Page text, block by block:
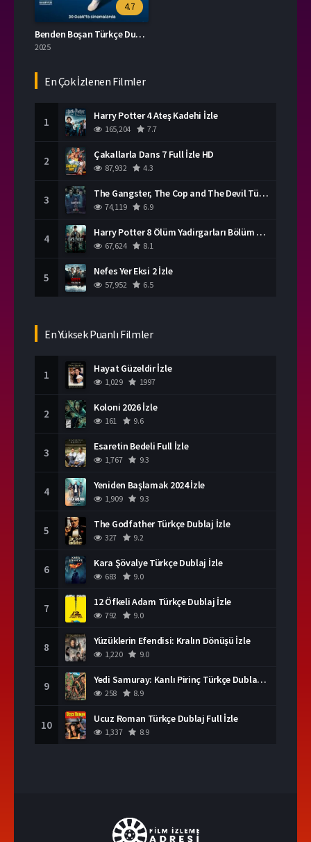
4.7
Benden Boşan Türkçe Dublaj İzle
2025
En Çok İzlenen Filmler
1 Harry Potter 4 Ateş Kadehi İzle
165,204 7.7
2 Çakallarla Dans 7 Full İzle HD
87,932 4.3
3 The Gangster, The Cop and The Devil Türkçe Dublaj İzle
74,119 6.9
4 Harry Potter 8 Ölüm Yadirgarları Bölüm 2 İzle
67,624 8.1
5 Nefes Yer Eksi 2 İzle
57,952 6.5
En Yüksek Puanlı Filmler
1 Hayat Güzeldir İzle
1,029 1997
2 Koloni 2026 İzle
161 9.6
3 Esaretin Bedeli Full İzle
1,767 9.3
4 Yeniden Başlamak 2024 İzle
1,909 9.3
5 The Godfather Türkçe Dublaj İzle
327 9.2
6 Kara Şövalye Türkçe Dublaj İzle
683 9.0
7 12 Öfkeli Adam Türkçe Dublaj İzle
792 9.0
8 Yüzüklerin Efendisi: Kralın Dönüşü İzle
1,220 9.0
9 Yedi Samuray: Kanlı Pirinç Türkçe Dublaj İzle
258 8.9
10 Ucuz Roman Türkçe Dublaj Full İzle
1,337 8.9